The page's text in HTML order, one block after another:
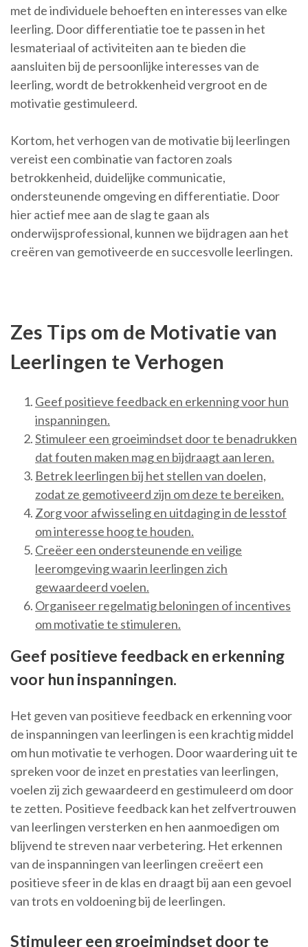
met de individuele behoeften en interesses van elke
leerling. Door differentiatie toe te passen in het
lesmateriaal of activiteiten aan te bieden die
aansluiten bij de persoonlijke interesses van de
leerling, wordt de betrokkenheid vergroot en de
motivatie gestimuleerd.
Kortom, het verhogen van de motivatie bij leerlingen
vereist een combinatie van factoren zoals
betrokkenheid, duidelijke communicatie,
ondersteunende omgeving en differentiatie. Door
hier actief mee aan de slag te gaan als
onderwijsprofessional, kunnen we bijdragen aan het
creëren van gemotiveerde en succesvolle leerlingen.
Zes Tips om de Motivatie van
Leerlingen te Verhogen
Geef positieve feedback en erkenning voor hun
inspanningen.
Stimuleer een groeimindset door te benadrukken
dat fouten maken mag en bijdraagt aan leren.
Betrek leerlingen bij het stellen van doelen,
zodat ze gemotiveerd zijn om deze te bereiken.
Zorg voor afwisseling en uitdaging in de lesstof
om interesse hoog te houden.
Creëer een ondersteunende en veilige
leeromgeving waarin leerlingen zich
gewaardeerd voelen.
Organiseer regelmatig beloningen of incentives
om motivatie te stimuleren.
Geef positieve feedback en erkenning
voor hun inspanningen.
Het geven van positieve feedback en erkenning voor
de inspanningen van leerlingen is een krachtig middel
om hun motivatie te verhogen. Door waardering uit te
spreken voor de inzet en prestaties van leerlingen,
voelen zij zich gewaardeerd en gestimuleerd om door
te zetten. Positieve feedback kan het zelfvertrouwen
van leerlingen versterken en hen aanmoedigen om
blijvend te streven naar verbetering. Het erkennen
van de inspanningen van leerlingen creëert een
positieve sfeer in de klas en draagt bij aan een gevoel
van trots en voldoening bij de leerlingen.
Stimuleer een groeimindset door te